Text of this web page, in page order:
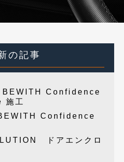
の記事
BEWITH Confidence
施工
Confidence
ドアエンクロ